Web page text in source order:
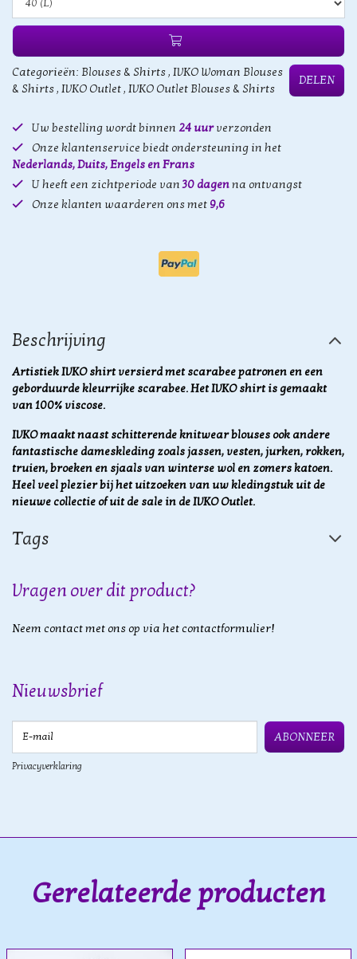
Categorieën: Blouses & Shirts, IVKO Woman Blouses
& Shirts, IVKO Outlet, IVKO Outlet Blouses & Shirts
DELEN
Uw bestelling wordt binnen 24 uurverzonden
Onze klantenservice biedt ondersteuning in het
Nederlands, Duits, Engels en Frans
U heeft een zichtperiode van30 dagenna ontvangst
Onze klanten waarderen ons met 9,6
Beschrijving
Artistiek IVKO shirt versierd met scarabee patronen en een
geborduurde kleurrijke scarabee. Het IVKO shirt is gemaakt
van 100% viscose.
IVKO maakt naast schitterende knitwear blouses ook andere
fantastische dameskleding zoals jassen, vesten, jurken, rokken,
truien, broeken en sjaals van winterse wol en zomers katoen.
Heel veel plezier bij het uitzoeken van uw kledingstuk uit de
nieuwe collectie of uit de sale in de IVKO Outlet.
Tags
Vragen over dit product?
Neem contact met ons op via het contactformulier!
Nieuwsbrief
ABONNEER
Privacyverklaring
Gerelateerde producten